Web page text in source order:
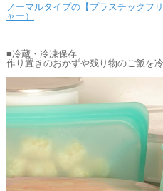
ノーマルタイプの【プラスチックフ
ャー）
■冷蔵・冷凍保存
作り置きのおかずや残り物のご飯を